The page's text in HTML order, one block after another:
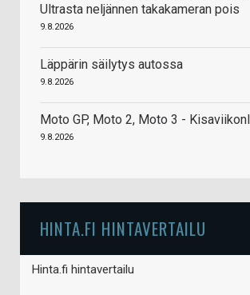
Ultrasta neljännen takakameran pois
9.8.2026
Läppärin säilytys autossa
9.8.2026
Moto GP, Moto 2, Moto 3 -
9.8.2026
HINTA.FI HINTAVERTAILU
Hinta.fi hintavertailu